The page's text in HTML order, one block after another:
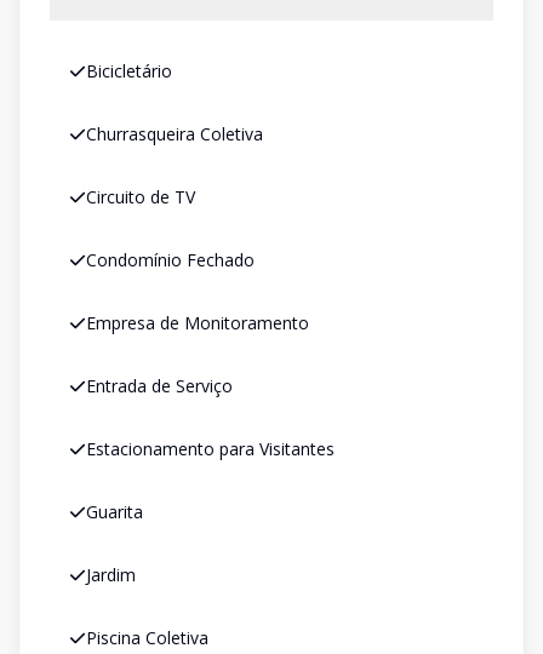
Bicicletário
Churrasqueira Coletiva
Circuito de TV
Condomínio Fechado
Empresa de Monitoramento
Entrada de Serviço
Estacionamento para Visitantes
Guarita
Jardim
Piscina Coletiva